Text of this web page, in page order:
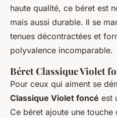
haute qualité, ce béret est
mais aussi durable. Il se
tenues décontractées et
polyvalence incomparable.
Béret Classique Violet
Pour ceux qui aiment se
Classique Violet foncé est
Ce béret ajoute une touche